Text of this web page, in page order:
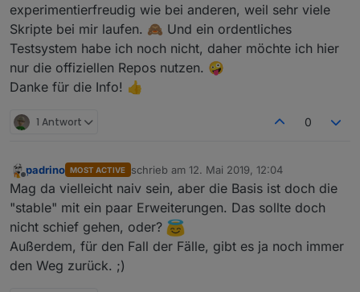
experimentierfreudig wie bei anderen, weil sehr viele
Skripte bei mir laufen. 🙈 Und ein ordentliches
Testsystem habe ich noch nicht, daher möchte ich hier
nur die offiziellen Repos nutzen. 🤪
Danke für die Info! 👍
1 Antwort 0
Offline
padrino MOST ACTIVE schrieb am 12. Mai 2019, 12:04
zuletzt editiert von
Mag da vielleicht naiv sein, aber die Basis ist doch die
"stable" mit ein paar Erweiterungen. Das sollte doch
nicht schief gehen, oder?
Außerdem, für den Fall der Fälle, gibt es ja noch immer
den Weg zurück. ;)